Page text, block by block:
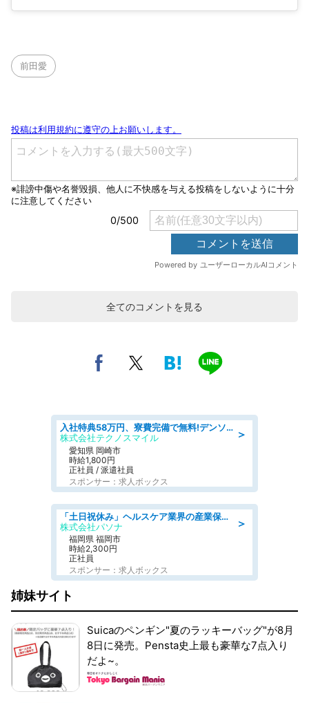
前田愛
全てのコメントを見る
＞
入社特典58万円、寮費完備で無料!デンソーで働こう!自動車工場で小型部品の検査業務 denso aichi
株式会社テクノスマイル
愛知県 岡崎市
時給1,800円
正社員 / 派遣社員
スポンサー：求人ボックス
＞
「土日祝休み」ヘルスケア業界の産業保健師/高時給/未経験OK/要資格:保健師、正看護師
株式会社パソナ
福岡県 福岡市
時給2,300円
正社員
スポンサー：求人ボックス
姉妹サイト
Suicaのペンギン"夏のラッキーバッグ"が8月
8日に発売。Pensta史上最も豪華な7点入り
だよ~。